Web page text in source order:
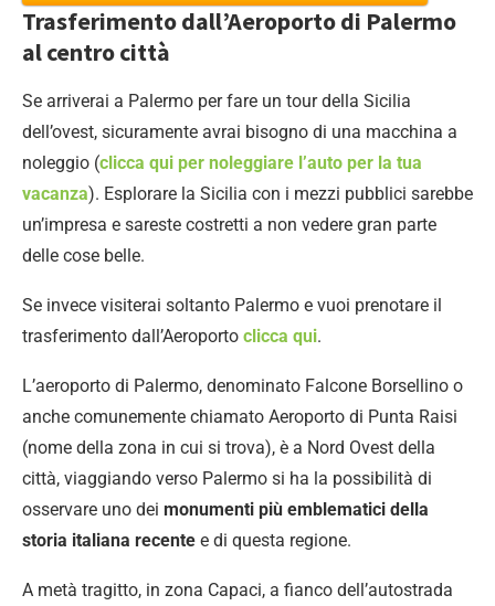
Trasferimento dall’Aeroporto di Palermo
al centro città
Se arriverai a Palermo per fare un tour della Sicilia
dell’ovest, sicuramente avrai bisogno di una macchina a
noleggio (clicca qui per noleggiare l’auto per la tua
vacanza). Esplorare la Sicilia con i mezzi pubblici sarebbe
un’impresa e sareste costretti a non vedere gran parte
delle cose belle.
Se invece visiterai soltanto Palermo e vuoi prenotare il
trasferimento dall’Aeroporto clicca qui.
L’aeroporto di Palermo, denominato Falcone Borsellino o
anche comunemente chiamato Aeroporto di Punta Raisi
(nome della zona in cui si trova), è a Nord Ovest della
città, viaggiando verso Palermo si ha la possibilità di
osservare uno dei monumenti più emblematici della
storia italiana recente e di questa regione.
A metà tragitto, in zona Capaci, a fianco dell’autostrada